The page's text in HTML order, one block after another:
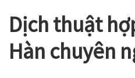
Dịch thuật
Hàn chuyên